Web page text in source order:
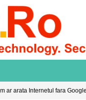
ar arata Internetul fara Google